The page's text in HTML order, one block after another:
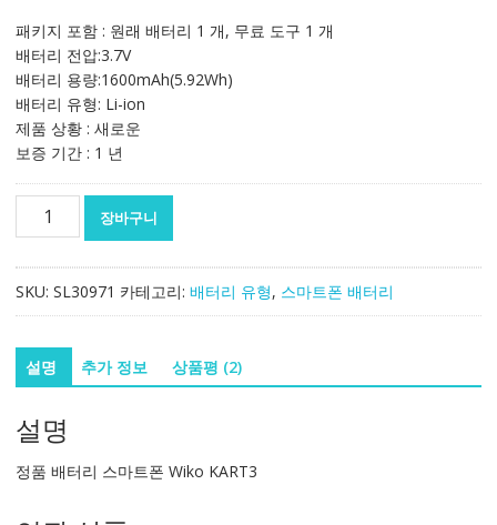
격:
32,589₩
격:
패키지 포함 : 원래 배터리 1 개, 무료 도구 1 개
배터리 전압:3.7V
배터리 용량:1600mAh(5.92Wh)
배터리 유형: Li-ion
제품 상황 : 새로운
보증 기간 : 1 년
리
마
트
Wiko
KART3
수
장바구니
SKU: SL30971 카테고리: 배터리 유형, 스마트폰 배터리
설명 추가 정보 상품평 (2)
설명
정품 배터리 스마트폰 Wiko KART3